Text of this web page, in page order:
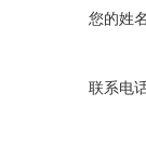
您的姓
联系电